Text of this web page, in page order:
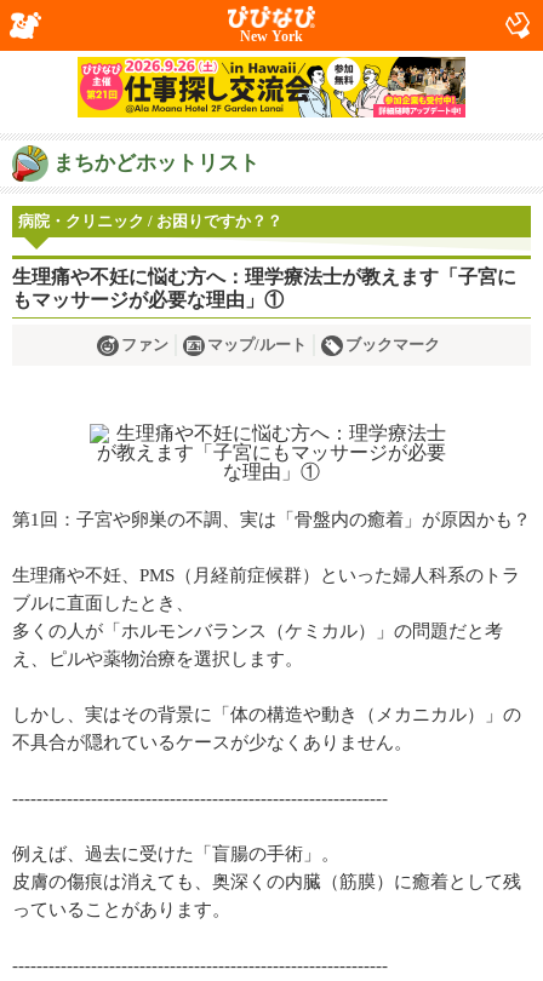
New York
まちかどホットリスト
病院・クリニック / お困りですか？？
生理痛や不妊に悩む方へ：理学療法士が教えます「子宮に
もマッサージが必要な理由」①
ファン マップ/ルート ブックマーク
第1回：子宮や卵巣の不調、実は「骨盤内の癒着」が原因かも？
生理痛や不妊、PMS（月経前症候群）といった婦人科系のトラ
ブルに直面したとき、
多くの人が「ホルモンバランス（ケミカル）」の問題だと考
え、ピルや薬物治療を選択します。
しかし、実はその背景に「体の構造や動き（メカニカル）」の
不具合が隠れているケースが少なくありません。
--------------------------------------------------------------
例えば、過去に受けた「盲腸の手術」。
皮膚の傷痕は消えても、奥深くの内臓（筋膜）に癒着として残
っていることがあります。
--------------------------------------------------------------